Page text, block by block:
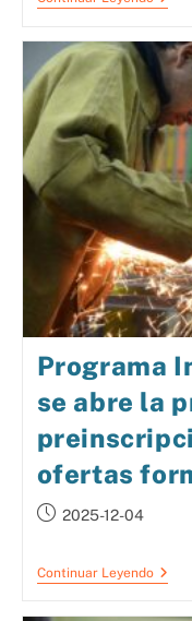
Programa
se abre la
ofertas
2025-12-04
Continuar Leyendo